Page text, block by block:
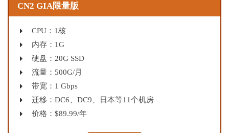
CN2 GIA限量版
CPU：1核
内存：1G
硬盘：20G SSD
流量：500G/月
带宽：1 Gbps
迁移：DC6、DC9、日本等11个机房
价格：$89.99/年